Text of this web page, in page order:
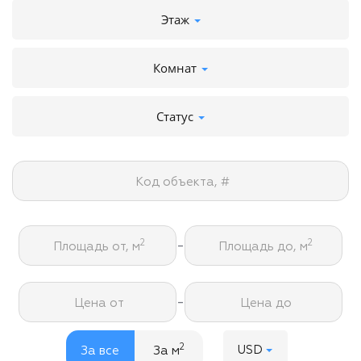
Этаж
Комнат
Статус
Код объекта, #
Площадь от, м2 - Площадь до, м2
Цена от - Цена до
За все За м2 USD